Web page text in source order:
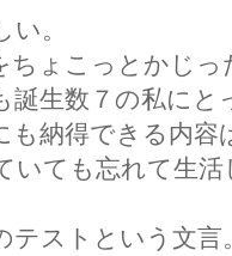
。
ちょこっとかじ
誕生数７の私に
も納得できる内容
いても忘れて生
テストという文言